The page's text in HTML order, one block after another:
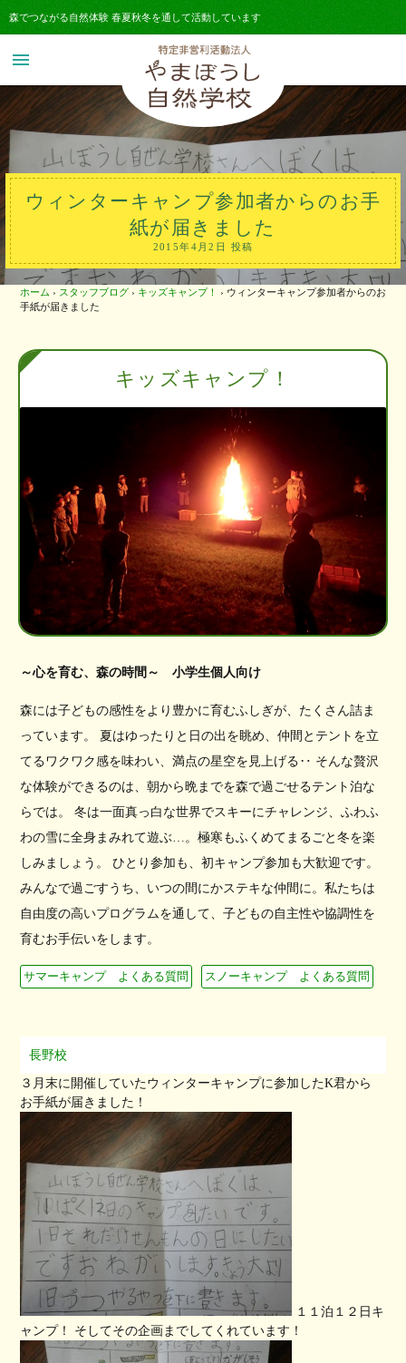
森でつながる自然体験 春夏秋冬を通して活動しています
menu
ウィンターキャンプ参加者からのお手
紙が届きました
2015年4月2日 投稿
ホーム › スタッフブログ › キッズキャンプ！ › ウィンターキャンプ参加者からのお
手紙が届きました
キッズキャンプ！
～心を育む、森の時間～ 小学生個人向け
森には子どもの感性をより豊かに育むふしぎが、たくさん詰ま
っています。 夏はゆったりと日の出を眺め、仲間とテントを立
てるワクワク感を味わい、満点の星空を見上げる‥ そんな贅沢
な体験ができるのは、朝から晩までを森で過ごせるテント泊な
らでは。 冬は一面真っ白な世界でスキーにチャレンジ、ふわふ
わの雪に全身まみれて遊ぶ…。極寒もふくめてまるごと冬を楽
しみましょう。 ひとり参加も、初キャンプ参加も大歓迎です。
みんなで過ごすうち、いつの間にかステキな仲間に。私たちは
自由度の高いプログラムを通して、子どもの自主性や協調性を
育むお手伝いをします。
サマーキャンプ よくある質問 スノーキャンプ よくある質問
長野校
３月末に開催していたウィンターキャンプに参加したK君から
お手紙が届きました！
１１泊１２日キ
ャンプ！ そしてその企画までしてくれています！